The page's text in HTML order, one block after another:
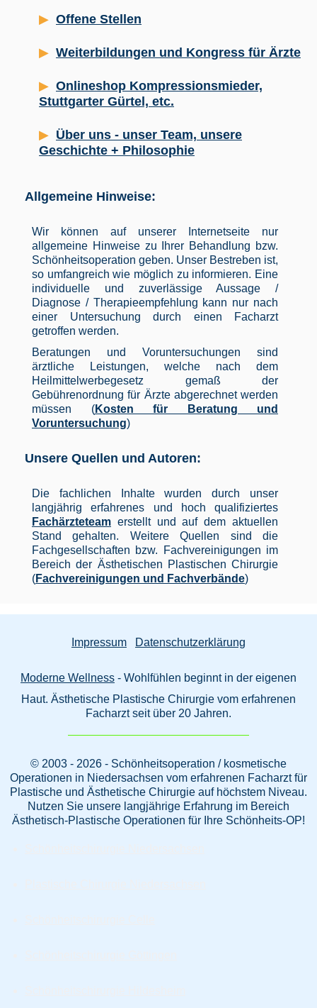
Offene Stellen
Weiterbildungen und Kongress für Ärzte
Onlineshop Kompressionsmieder,
Stuttgarter Gürtel, etc.
Über uns - unser Team, unsere
Geschichte + Philosophie
Allgemeine Hinweise:
Wir können auf unserer Internetseite nur
allgemeine Hinweise zu Ihrer Behandlung bzw.
Schönheitsoperation geben. Unser Bestreben ist,
so umfangreich wie möglich zu informieren. Eine
individuelle und zuverlässige Aussage /
Diagnose / Therapieempfehlung kann nur nach
einer Untersuchung durch einen Facharzt
getroffen werden.
Beratungen und Voruntersuchungen sind
ärztliche Leistungen, welche nach dem
Heilmittelwerbegesetz gemaß der
Gebührenordnung für Ärzte abgerechnet werden
müssen (Kosten für Beratung und
Voruntersuchung)
Unsere Quellen und Autoren:
Die fachlichen Inhalte wurden durch unser
langjährig erfahrenes und hoch qualifiziertes
Fachärzteteam erstellt und auf dem aktuellen
Stand gehalten. Weitere Quellen sind die
Fachgesellschaften bzw. Fachvereinigungen im
Bereich der Ästhetischen Plastischen Chirurgie
(Fachvereinigungen und Fachverbände)
Impressum Datenschutzerklärung
Moderne Wellness - Wohlfühlen beginnt in der eigenen
Haut. Ästhetische Plastische Chirurgie vom erfahrenen
Facharzt seit über 20 Jahren.
© 2003 - 2026 - Schönheitsoperation / kosmetische
Operationen in Niedersachsen vom erfahrenen Facharzt für
Plastische und Ästhetische Chirurgie auf höchstem Niveau.
Nutzen Sie unsere langjährige Erfahrung im Bereich
Ästhetisch-Plastische Operationen für Ihre Schönheits-OP!